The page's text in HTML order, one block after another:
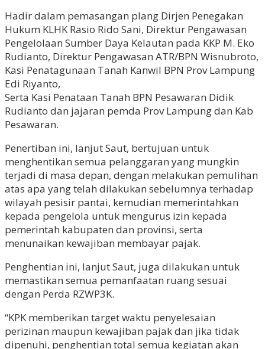
Hadir dalam pemasangan plang Dirjen Penegakan
Hukum KLHK Rasio Rido Sani, Direktur Pengawasan
Pengelolaan Sumber Daya Kelautan pada KKP M. Eko
Rudianto, Direktur Pengawasan ATR/BPN Wisnubroto,
Kasi Penatagunaan Tanah Kanwil BPN Prov Lampung
Edi Riyanto,
Serta Kasi Penataan Tanah BPN Pesawaran Didik
Rudianto dan jajaran pemda Prov Lampung dan Kab
Pesawaran.
Penertiban ini, lanjut Saut, bertujuan untuk
menghentikan semua pelanggaran yang mungkin
terjadi di masa depan, dengan melakukan pemulihan
atas apa yang telah dilakukan sebelumnya terhadap
wilayah pesisir pantai, kemudian memerintahkan
kepada pengelola untuk mengurus izin kepada
pemerintah kabupaten dan provinsi, serta
menunaikan kewajiban membayar pajak.
Penghentian ini, lanjut Saut, juga dilakukan untuk
memastikan semua pemanfaatan ruang sesuai
dengan Perda RZWP3K.
“KPK memberikan target waktu penyelesaian
perizinan maupun kewajiban pajak dan jika tidak
dipenuhi, penghentian total semua kegiatan akan